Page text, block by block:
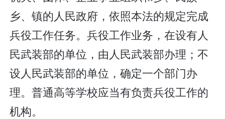
乡、镇的人民政府，依照本法的规定完成
兵役工作任务。兵役工作业务，在设有人
民武装部的单位，由人民武装部办理；不
设人民武装部的单位，确定一个部门办
理。普通高等学校应当有负责兵役工作的
机构。